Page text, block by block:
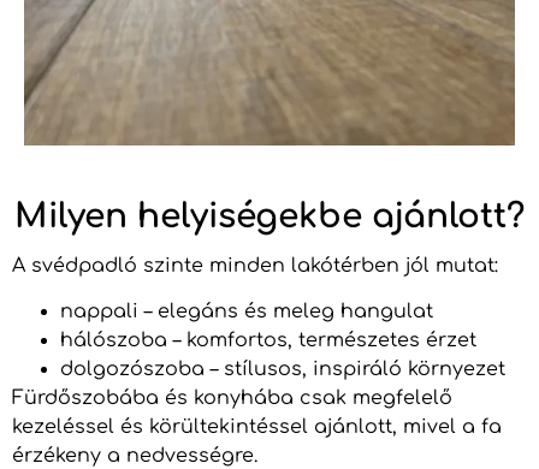
Milyen helyiségekbe ajánlott?
A svédpadló szinte minden lakótérben jól mutat:
nappali – elegáns és meleg hangulat
hálószoba – komfortos, természetes érzet
dolgozószoba – stílusos, inspiráló környezet
Fürdőszobába és konyhába csak megfelelő
kezeléssel és körültekintéssel ajánlott, mivel a fa
érzékeny a nedvességre.